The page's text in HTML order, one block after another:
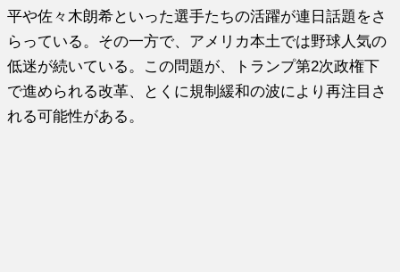
平や佐々木朗希といった選手たちの活躍が連日話題をさ
らっている。その一方で、アメリカ本土では野球人気の
低迷が続いている。この問題が、トランプ第2次政権下
で進められる改革、とくに規制緩和の波により再注目さ
れる可能性がある。